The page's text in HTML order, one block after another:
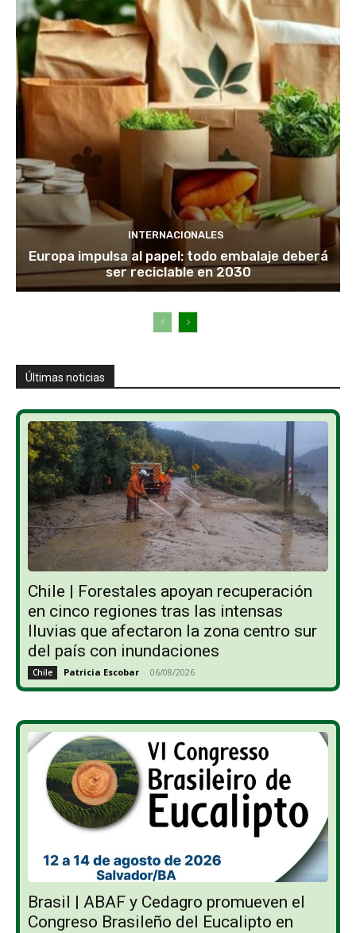
INTERNACIONALES
Europa impulsa al papel: todo embalaje deberá
ser reciclable en 2030
Últimas noticias
Chile | Forestales apoyan recuperación
en cinco regiones tras las intensas
lluvias que afectaron la zona centro sur
del país con inundaciones
Chile Patricia Escobar - 06/08/2026
Brasil | ABAF y Cedagro promueven el
Congreso Brasileño del Eucalipto en